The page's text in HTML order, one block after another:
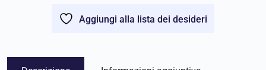
Aggiungi alla lista dei desideri